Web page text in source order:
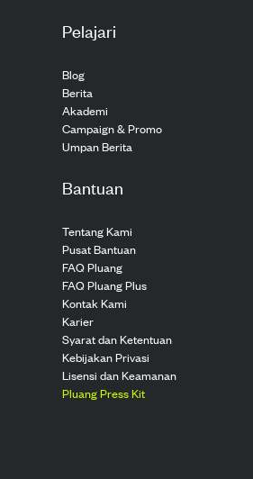
Pelajari
Blog
Berita
Akademi
Campaign & Promo
Umpan Berita
Bantuan
Tentang Kami
Pusat Bantuan
FAQ Pluang
FAQ Pluang Plus
Kontak Kami
Karier
Syarat dan Ketentuan
Kebijakan Privasi
Lisensi dan Keamanan
Pluang Press Kit